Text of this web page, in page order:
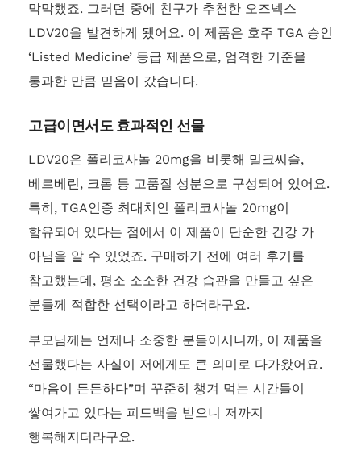
막막했죠. 그러던 중에 친구가 추천한 오즈넥스
LDV20을 발견하게 됐어요. 이 제품은 호주 TGA 승인
‘Listed Medicine’ 등급 제품으로, 엄격한 기준을
통과한 만큼 믿음이 갔습니다.
고급이면서도 효과적인 선물
LDV20은 폴리코사놀 20mg을 비롯해 밀크씨슬,
베르베린, 크롬 등 고품질 성분으로 구성되어 있어요.
특히, TGA인증 최대치인 폴리코사놀 20mg이
함유되어 있다는 점에서 이 제품이 단순한 건강 가
아님을 알 수 있었죠. 구매하기 전에 여러 후기를
참고했는데, 평소 소소한 건강 습관을 만들고 싶은
분들께 적합한 선택이라고 하더라구요.
부모님께는 언제나 소중한 분들이시니까, 이 제품을
선물했다는 사실이 저에게도 큰 의미로 다가왔어요.
“마음이 든든하다”며 꾸준히 챙겨 먹는 시간들이
쌓여가고 있다는 피드백을 받으니 저까지
행복해지더라구요.